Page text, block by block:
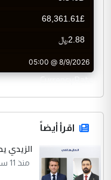
CurrencyRate
اقرأ أيضاً
الزيدي
منذ 11 ساعة